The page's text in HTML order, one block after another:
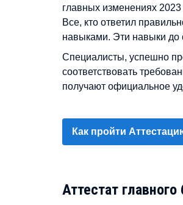
главных изменениях
Все, кто ответил
навыками. Эти навыки до
Специалисты, успешно
соответствовать
получают официальное
Как пройти
Аттестат главного